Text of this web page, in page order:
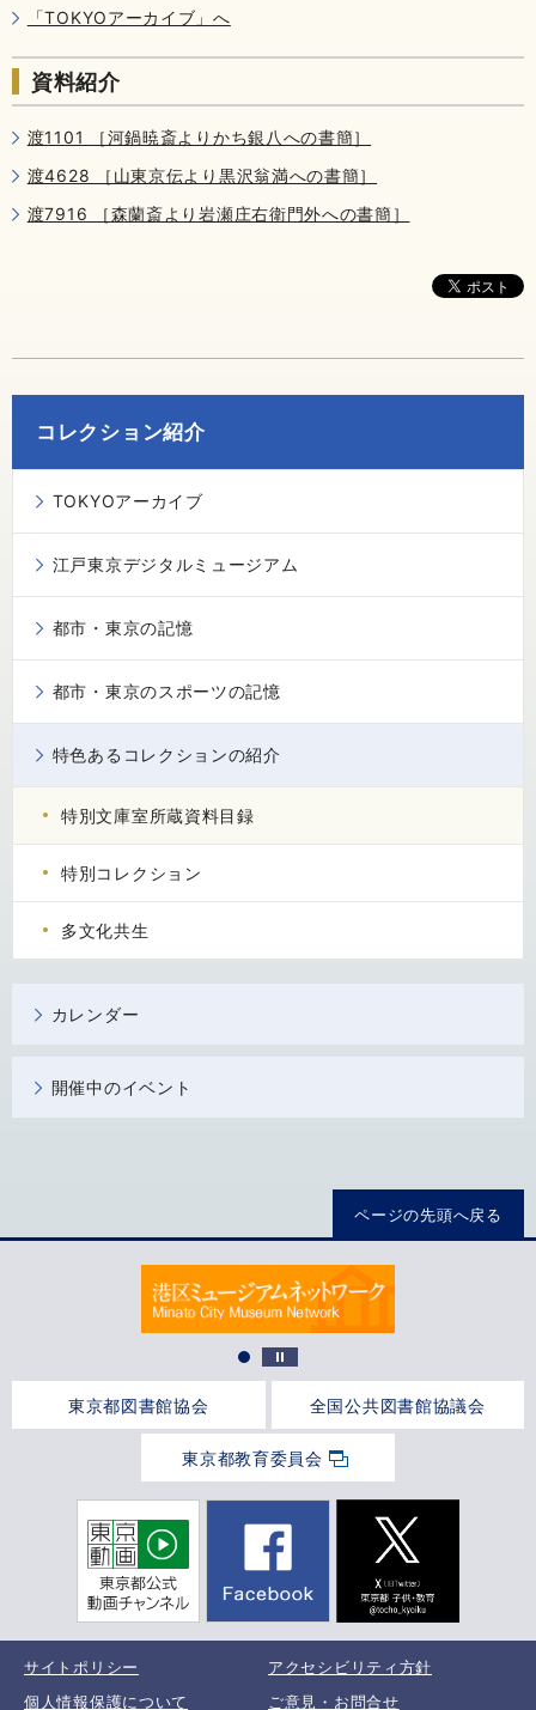
「TOKYOアーカイブ」へ
資料紹介
渡1101 ［河鍋暁斎よりかち銀八への書簡］
渡4628 ［山東京伝より黒沢翁満への書簡］
渡7916 ［森蘭斎より岩瀬庄右衛門外への書簡］
コレクション紹介
TOKYOアーカイブ
江戸東京デジタルミュージアム
都市・東京の記憶
都市・東京のスポーツの記憶
特色あるコレクションの紹介
特別文庫室所蔵資料目録
特別コレクション
多文化共生
カレンダー
開催中のイベント
ページの先頭へ戻る
東京都図書館協会 全国公共図書館協議会
東京都教育委員会
サイトポリシー
アクセシビリティ方針
個人情報保護について
ご意見・お問合せ